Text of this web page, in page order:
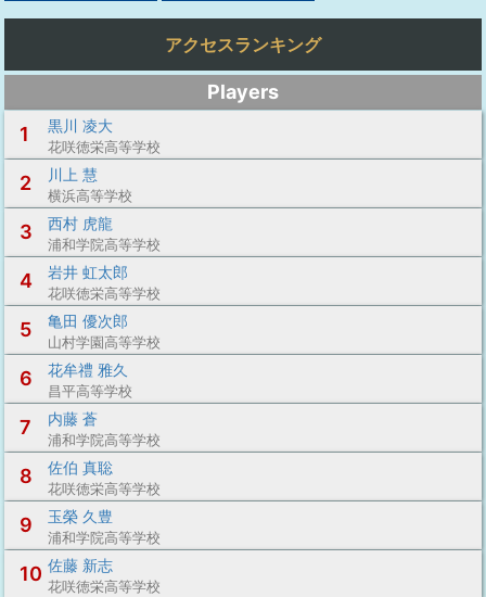
アクセスランキング
Players
1
黒川 凌大
花咲徳栄高等学校
2 川上 慧
横浜高等学校
3 西村 虎龍
浦和学院高等学校
4 岩井 虹太郎
花咲徳栄高等学校
5 亀田 優次郎
山村学園高等学校
6 花牟禮 雅久
昌平高等学校
7 内藤 蒼
浦和学院高等学校
8 佐伯 真聡
花咲徳栄高等学校
9 玉榮 久豊
浦和学院高等学校
10 佐藤 新志
花咲徳栄高等学校